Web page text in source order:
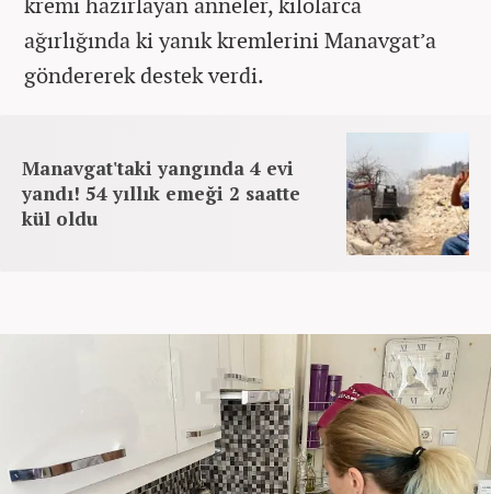
ağırlığında ki yanık kremlerini Manavgat’a
göndererek destek verdi.
Manavgat'taki yangında 4 evi
yandı! 54 yıllık emeği 2 saatte
kül oldu